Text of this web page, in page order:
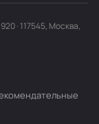
· 117545, Москва,